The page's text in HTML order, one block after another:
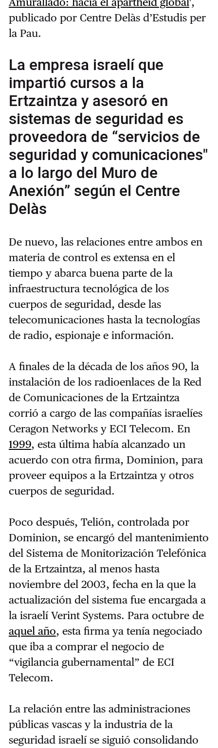
publicado por Centre Delàs d’Estudis per
la Pau.
La empresa israelí que
impartió cursos a la
Ertzaintza y asesoró en
sistemas de seguridad es
proveedora de “servicios de
seguridad y comunicaciones"
a lo largo del Muro de
Anexión” según el Centre
Delàs
De nuevo, las relaciones entre ambos en
materia de control es extensa en el
tiempo y abarca buena parte de la
infraestructura tecnológica de los
cuerpos de seguridad, desde las
telecomunicaciones hasta la tecnologías
de radio, espionaje e información.
A finales de la década de los años 90, la
instalación de los radioenlaces de la Red
de Comunicaciones de la Ertzaintza
corrió a cargo de las compañías israelíes
Ceragon Networks y ECI Telecom. En
1999, esta última había alcanzado un
acuerdo con otra firma, Dominion, para
proveer equipos a la Ertzaintza y otros
cuerpos de seguridad.
Poco después, Telión, controlada por
Dominion, se encargó del mantenimiento
del Sistema de Monitorización Telefónica
de la Ertzaintza, al menos hasta
noviembre del 2003, fecha en la que la
actualización del sistema fue encargada a
la israelí Verint Systems. Para octubre de
aquel año, esta firma ya tenía negociado
que iba a comprar el negocio de
“vigilancia gubernamental” de ECI
Telecom.
La relación entre las administraciones
públicas vascas y la industria de la
seguridad israelí se siguió consolidando